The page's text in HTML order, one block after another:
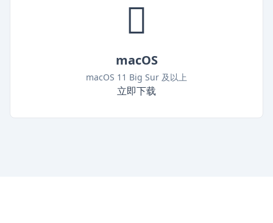
macOS
macOS 11 Big Sur 及以上
立即下载